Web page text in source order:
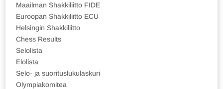
Maailman Shakkiliitto FIDE
Euroopan Shakkiliitto ECU
Helsingin Shakkiliitto
Chess Results
Selolista
Elolista
Selo- ja suorituslukulaskuri
Olympiakomitea